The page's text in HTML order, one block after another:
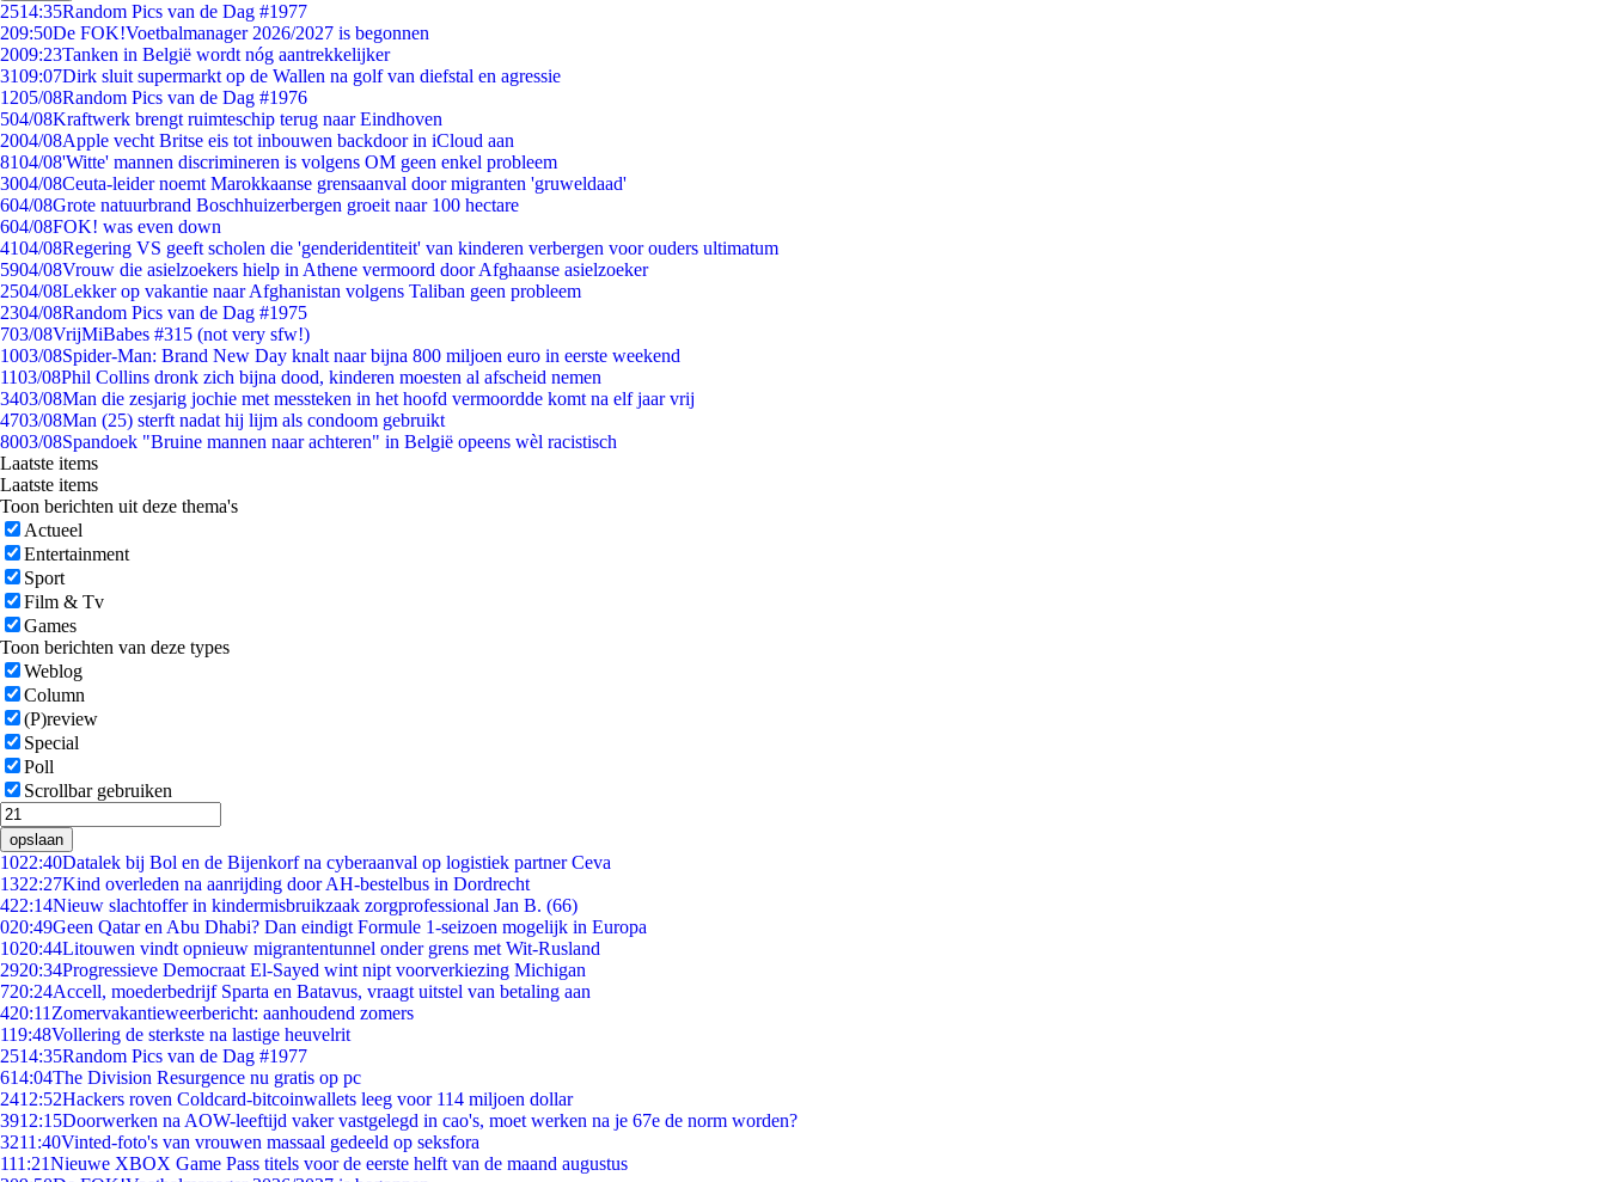
2514:35Random Pics van de Dag #1977
209:50De FOK!Voetbalmanager 2026/2027 is begonnen
2009:23Tanken in België wordt nóg aantrekkelijker
3109:07Dirk sluit supermarkt op de Wallen na golf van diefstal en agressie
1205/08Random Pics van de Dag #1976
504/08Kraftwerk brengt ruimteschip terug naar Eindhoven
2004/08Apple vecht Britse eis tot inbouwen backdoor in iCloud aan
8104/08'Witte' mannen discrimineren is volgens OM geen enkel probleem
3004/08Ceuta-leider noemt Marokkaanse grensaanval door migranten 'gruweldaad'
604/08Grote natuurbrand Boschhuizerbergen groeit naar 100 hectare
604/08FOK! was even down
4104/08Regering VS geeft scholen die 'genderidentiteit' van kinderen verbergen voor ouders ultimatum
5904/08Vrouw die asielzoekers hielp in Athene vermoord door Afghaanse asielzoeker
2504/08Lekker op vakantie naar Afghanistan volgens Taliban geen probleem
2304/08Random Pics van de Dag #1975
703/08VrijMiBabes #315 (not very sfw!)
1003/08Spider-Man: Brand New Day knalt naar bijna 800 miljoen euro in eerste weekend
1103/08Phil Collins dronk zich bijna dood, kinderen moesten al afscheid nemen
3403/08Man die zesjarig jochie met messteken in het hoofd vermoordde komt na elf jaar vrij
4703/08Man (25) sterft nadat hij lijm als condoom gebruikt
8003/08Spandoek "Bruine mannen naar achteren" in België opeens wèl racistisch
Laatste items
Laatste items
Toon berichten uit deze thema's
Actueel
Entertainment
Sport
Film & Tv
Games
Toon berichten van deze types
Weblog
Column
(P)review
Special
Poll
Scrollbar gebruiken
opslaan
1022:40Datalek bij Bol en de Bijenkorf na cyberaanval op logistiek partner Ceva
1322:27Kind overleden na aanrijding door AH-bestelbus in Dordrecht
422:14Nieuw slachtoffer in kindermisbruikzaak zorgprofessional Jan B. (66)
020:49Geen Qatar en Abu Dhabi? Dan eindigt Formule 1-seizoen mogelijk in Europa
1020:44Litouwen vindt opnieuw migrantentunnel onder grens met Wit-Rusland
2920:34Progressieve Democraat El-Sayed wint nipt voorverkiezing Michigan
720:24Accell, moederbedrijf Sparta en Batavus, vraagt uitstel van betaling aan
420:11 Zomervakantieweerbericht: aanhoudend zomers
119:48Vollering de sterkste na lastige heuvelrit
2514:35Random Pics van de Dag #1977
614:04The Division Resurgence nu gratis op pc
2412:52Hackers roven Coldcard-bitcoinwallets leeg voor 114 miljoen dollar
3912:15Doorwerken na AOW-leeftijd vaker vastgelegd in cao's, moet werken na je 67e de norm worden?
3211:40Vinted-foto's van vrouwen massaal gedeeld op seksfora
111:21Nieuwe XBOX Game Pass titels voor de eerste helft van de maand augustus